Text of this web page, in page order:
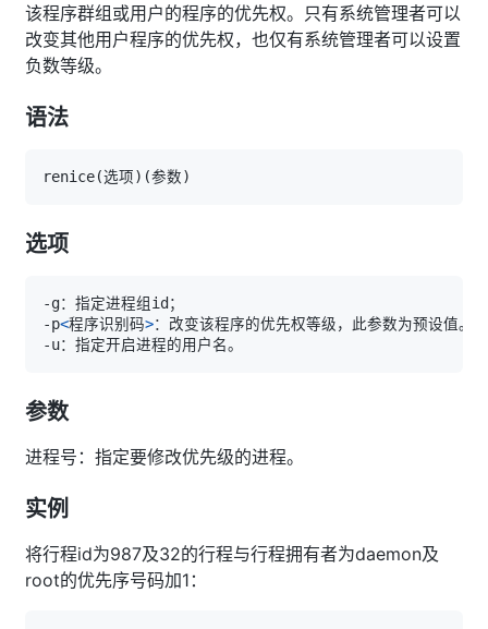
该程序群组或用户的程序的优先权。只有系统管理者可以
改变其他用户程序的优先权，也仅有系统管理者可以设置
负数等级。
语法
renice(选项) (参数)
选项
-p<程序识别码>
参数
进程号：指定要修改优先级的进程。
实例
将行程id为987及32的行程与行程拥有者为daemon及
root的优先序号码加1：